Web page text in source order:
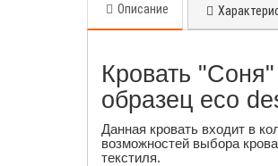
Описание
Кровать
образец eco
Данная кровать входит в
возможностей выбора
текстиля.